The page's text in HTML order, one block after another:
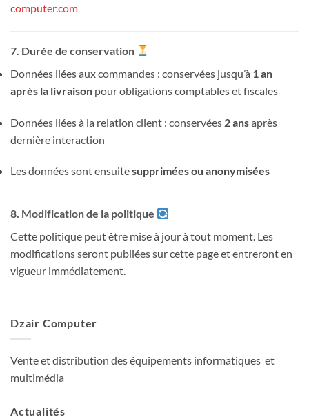
computer.com
7. Durée de conservation
Données liées aux commandes : conservées jusqu’à 1 an
après la livraison pour obligations comptables et fiscales
Données liées à la relation client : conservées 2 ansaprès
dernière interaction
Les données sont ensuitesupprimées ou anonymisées
8. Modification de la politique
Cette politique peut être mise à jour à tout moment. Les
modifications seront publiées sur cette page et entreront en
vigueur immédiatement.
Dzair Computer
Vente et distribution des équipements informatiques et
multimédia
Actualités